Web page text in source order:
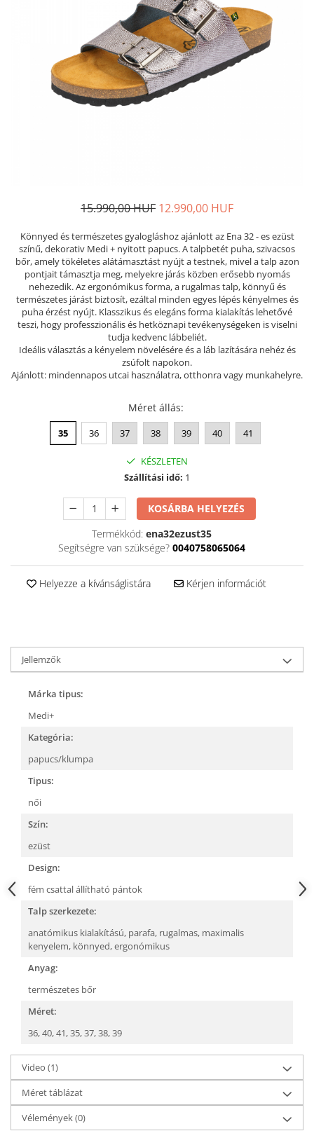
Férfi nyitott papucs - DOSS
Házi papucs - DOSS
PIUMETTA - gördülő talpú lábbeli
MEDI+ LÁBBELI
Férfi csukott papucs - Leon
Női nyitott papucs - Leon
Női szandál - Leon
Férfi nyitott papucs
NYÁRI NŐI LÁBBELI KOLLEKCIÓ
Szandál
Papucs
NYARI FÉRFI LÁBBELI KOLLEKCIÓ
STERILIZÁLHATÓ KLUMPA
TÉLI GYAPJÚ PAPUCSOK - női és
MUNKAVÉDELMI TANUSÍTVÁNNYAL
rendelkező termék
15.990,00 HUF 12.990,00 HUF
Könnyed és természetes gyalogláshoz ajánlott az Ena 32 - es ezüst
színű, dekorativ Medi + nyitott papucs. A talpbetét puha, szivacsos
bőr, amely tökéletes alátámasztást nyújt a testnek, mivel a talp azon
pontjait támasztja meg, melyekre járás közben erősebb nyomás
nehezedik. Az ergonómikus forma, a rugalmas talp, könnyű és
természetes járást biztosít, ezáltal minden egyes lépés kényelmes és
puha érzést nyújt. Klasszikus és elegáns forma kialakítás lehetővé
teszi, hogy professzionális és hetköznapi tevékenységeken is viselni
tudja kedvenc lábbeliét.
Ideális választás a kényelem növelésére és a láb lazítására nehéz és
zsúfolt napokon.
Ajánlott: mindennapos utcai használatra, otthonra vagy munkahelyre.
Méret állás:
35 36 37 38 39 40 41
KÉSZLETEN
Szállítási idő: 1
KOSÁRBA HELYEZÉS
Termékkód: ena32ezust35
Segítségre van szüksége? 0040758065064
Helyezze a kívánságlistára Kérjen információt
Jellemzők
Márka tipus:
Medi+
Kategória:
papucs/klumpa
Tipus:
női
Szín:
ezüst
Design:
fém csattal állítható pántok
Talp szerkezete:
anatómikus kialakítású, parafa, rugalmas, maximalis
kenyelem, könnyed,ergonómikus
Anyag:
természetes bőr
Méret:
36,40,41,35,37,38,39
Video (1)
Méret táblázat
Vélemények(0)